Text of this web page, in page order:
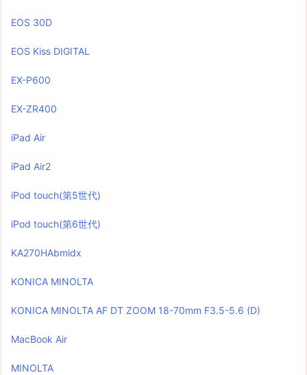
EOS 30D
EOS Kiss DIGITAL
EX-P600
EX-ZR400
iPad Air
iPad Air2
iPod touch(第5世代)
iPod touch(第6世代)
KA270HAbmidx
KONICA MINOLTA
KONICA MINOLTA AF DT ZOOM 18-70mm F3.5-5.6 (D)
MacBook Air
MINOLTA